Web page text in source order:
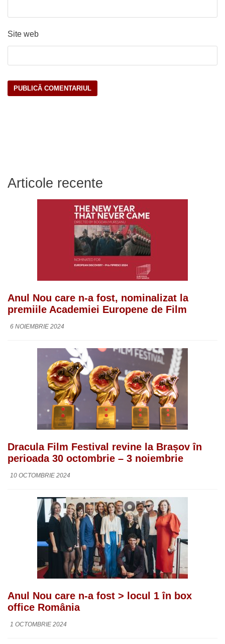
Site web
Articole recente
Anul Nou care n-a fost, nominalizat la
premiile Academiei Europene de Film
6 NOIEMBRIE 2024
Dracula Film Festival revine la Brașov în
perioada 30 octombrie – 3 noiembrie
10 OCTOMBRIE 2024
Anul Nou care n-a fost > locul 1 în box
office România
1 OCTOMBRIE 2024